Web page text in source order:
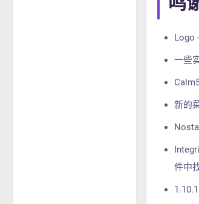
Logo
一些
新的
件中